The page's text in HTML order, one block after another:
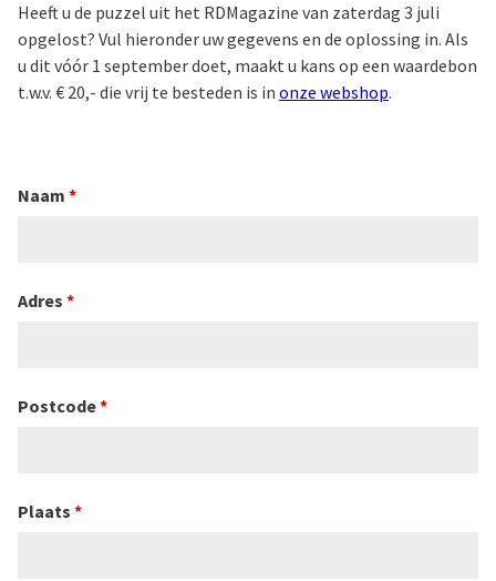
Heeft u de puzzel uit het RDMagazine van zaterdag 3 juli
opgelost? Vul hieronder uw gegevens en de oplossing in. Als
u dit vóór 1 september doet, maakt u kans op een waardebon
t.w.v. € 20,- die vrij te besteden is in onze webshop.
Naam *
Adres *
Postcode*
Plaats *